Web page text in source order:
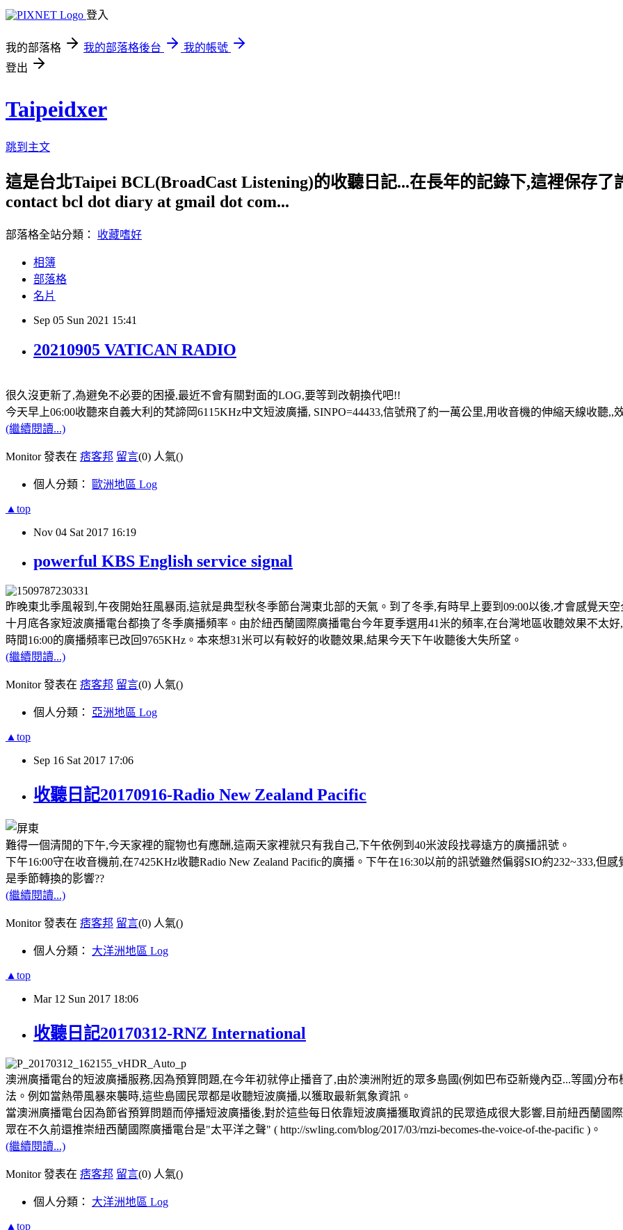
登入
我的部落格 我的部落格後台
我的帳號
登出
Taipeidxer
跳到主文
這是台北Taipei BCL(BroadCast Listening)的收聽日記...在長年的記錄下,這裡保存
contact bcl dot diary at gmail dot com...
部落格全站分類： 收藏嗜好
相簿
部落格
名片
Sep 05 Sun 2021 15:41
20210905 VATICAN RADIO
很久沒更新了,為避免不必要的困擾,最近不會有關對面的LOG,要等到改朝換代吧!!
今天早上06:00收聽來自義大利的梵諦岡6115KHz中文短波廣播, SINPO=44433,信號飛了約一萬公里,用收音機的伸縮天線收聽
(繼續閱讀...)
Monitor 發表在 痞客邦 留言(0) 人氣()
個人分類： 歐洲地區 Log
▲top
Nov 04 Sat 2017 16:19
powerful KBS English service signal
昨晚東北季風報到,午夜開始狂風暴雨,這就是典型秋冬季節台灣東北部的天氣。到了冬季,有時早上要到09:00以後,才會感覺天
十月底各家短波廣播電台都換了冬季廣播頻率。由於紐西蘭國際廣播電台今年夏季選用41米的頻率,在台灣地區收聽效果不太
時間16:00的廣播頻率已改回9765KHz。本來想31米可以有較好的收聽效果,結果今天下午收聽後大失所望。
(繼續閱讀...)
Monitor 發表在 痞客邦 留言(0) 人氣()
個人分類： 亞洲地區 Log
▲top
Sep 16 Sat 2017 17:06
收聽日記20170916-Radio New Zealand Pacific
難得一個清閒的下午,今天家裡的寵物也有應酬,這兩天家裡就只有我自己,下午依例到40米波段找尋遠方的廣播訊號。
下午16:00守在收音機前,在7425KHz收聽Radio New Zealand Pacific的廣播。下午在16:30以前的訊號雖然偏弱SIO約232~333,
是季節轉換的影響??
(繼續閱讀...)
Monitor 發表在 痞客邦 留言(0) 人氣()
個人分類： 大洋洲地區 Log
▲top
Mar 12 Sun 2017 18:06
收聽日記20170312-RNZ International
澳洲廣播電台的短波廣播服務,因為預算問題,在今年初就停止播音了,由於澳洲附近的眾多島國(例如巴布亞新幾內亞...等國)分
法。例如當熱帶風暴來襲時,這些島國民眾都是收聽短波廣播,以獲取最新氣象資訊。
當澳洲廣播電台因為節省預算問題而停播短波廣播後,對於這些每日依靠短波廣播獲取資訊的民眾造成很大影響,目前紐西蘭國
眾在不久前還推崇紐西蘭國際廣播電台是"太平洋之聲" ( http://swling.com/blog/2017/03/rnzi-becomes-the-voice-of-the-pacific )。
(繼續閱讀...)
Monitor 發表在 痞客邦 留言(0) 人氣()
個人分類： 大洋洲地區 Log
▲top